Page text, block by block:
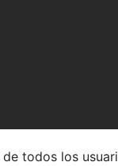
de todos los